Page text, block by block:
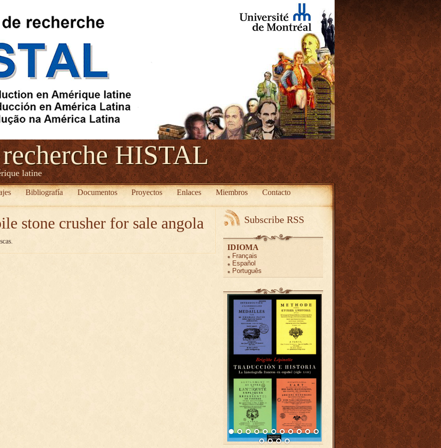
HISTAL
latine
Bibliografía Documentos Proyectos Enlaces Miembros Contacto
stone crusher for sale angola Subscribe RSS
IDIOMA
Français
Español
Português